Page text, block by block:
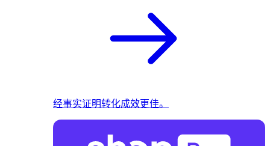
经事实证明转化成效更佳。